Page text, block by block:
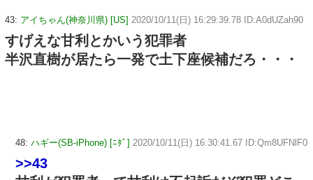
43: アイちゃん(神奈川県) [US] 2020/10/11(日) 16:29:39.78 ID:A0dUZah90
すげえな甘利とかいう犯罪者
半沢直樹が居たら一発で土下座候補だろ・・・
48: ハギー(SB-iPhone) [ﾆﾀﾞ] 2020/10/11(日) 16:30:41.67 ID:Qm8UFNlF0
>>43